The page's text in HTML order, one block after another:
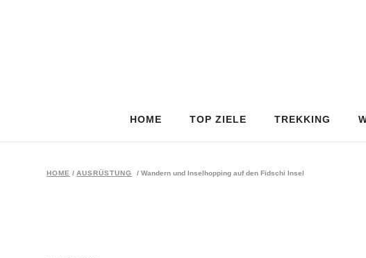
HOME TOP ZIELE TREKKING
HOME / AUSRÜSTUNG / Wandern und Inselhopping auf den Fidschi Insel